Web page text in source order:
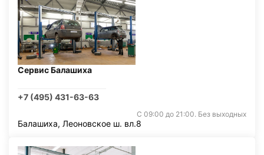
Сервис Балашиха
+7 (495) 431-63-63
С 09:00 до 21:00. Без выходных
Балашиха, Леоновское ш. вл.8